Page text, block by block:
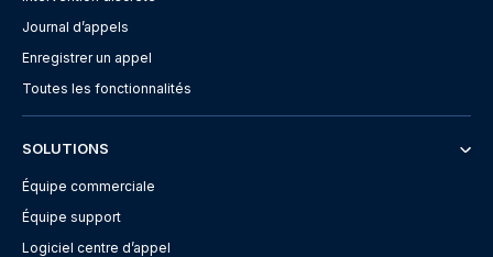
Journal d’appels
Enregistrer un appel
Toutes les fonctionnalités
SOLUTIONS
Équipe commerciale
Équipe support
Logiciel centre d’appel